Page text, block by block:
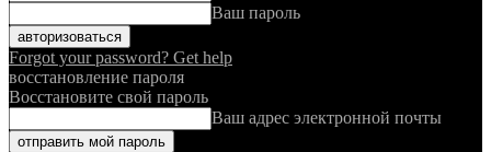
Ваш пароль
Forgot your password? Get help
восстановление пароля
Восстановите свой пароль
Ваш адрес электронной почты